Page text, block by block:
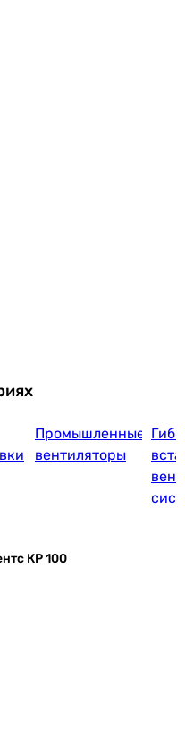
Промышленные
вентиляторы
КР 100